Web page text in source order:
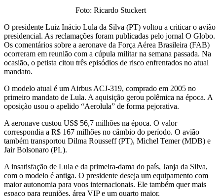
Foto: Ricardo Stuckert
O presidente Luiz Inácio Lula da Silva (PT) voltou a criticar o avião
presidencial. As reclamações foram publicadas pelo jornal O Globo.
Os comentários sobre a aeronave da Força Aérea Brasileira (FAB)
ocorreram em reunião com a cúpula militar na semana passada. Na
ocasião, o petista citou três episódios de risco enfrentados no atual
mandato.
O modelo atual é um Airbus ACJ-319, comprado em 2005 no
primeiro mandato de Lula. A aquisição gerou polêmica na época. A
oposição usou o apelido “Aerolula” de forma pejorativa.
A aeronave custou US$ 56,7 milhões na época. O valor
correspondia a R$ 167 milhões no câmbio do período. O avião
também transportou Dilma Rousseff (PT), Michel Temer (MDB) e
Jair Bolsonaro (PL).
A insatisfação de Lula e da primeira-dama do país, Janja da Silva,
com o modelo é antiga. O presidente deseja um equipamento com
maior autonomia para voos internacionais. Ele também quer mais
espaço para reuniões, área VIP e um quarto maior.